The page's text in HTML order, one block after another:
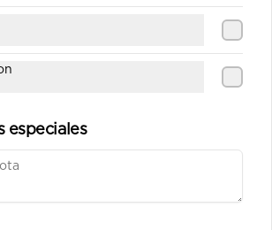
Ebi Cheese Tempura
$6.900
especiales